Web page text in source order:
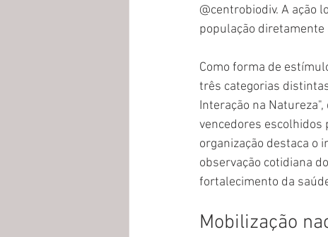
@centrobiodiv. A ação
população diretamente
Como forma de
três categorias
Interação na
vencedores escolhidos
organização destaca o
observação cotidiana
fortalecimento da
Mobilização